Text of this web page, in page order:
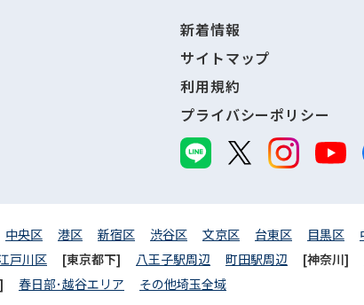
新着情報
サイトマップ
利用規約
プライバシーポリシー
中央区 港区 新宿区 渋谷区 文京区 台東区 目黒区
戸川区 [東京都下] 八王子駅周辺 町田駅周辺 [神奈川]
] 春日部･越谷エリア その他埼玉全域